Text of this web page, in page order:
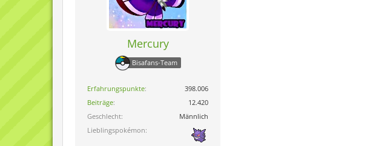
Mercury
Bisafans-Team
Erfahrungspunkte
398.006
Beiträge
12.420
Geschlecht
Männlich
Lieblingspokémon